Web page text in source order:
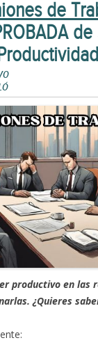
de
productivo en las
¿Quieres